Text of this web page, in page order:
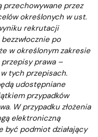
przechowywane przez
określonych w ust.
rekrutacji
po
w określonym zakresie
prawa –
tych przepisach.
udostępniane
przypadków
W przypadku złożenia
elektroniczną
być podmiot działający